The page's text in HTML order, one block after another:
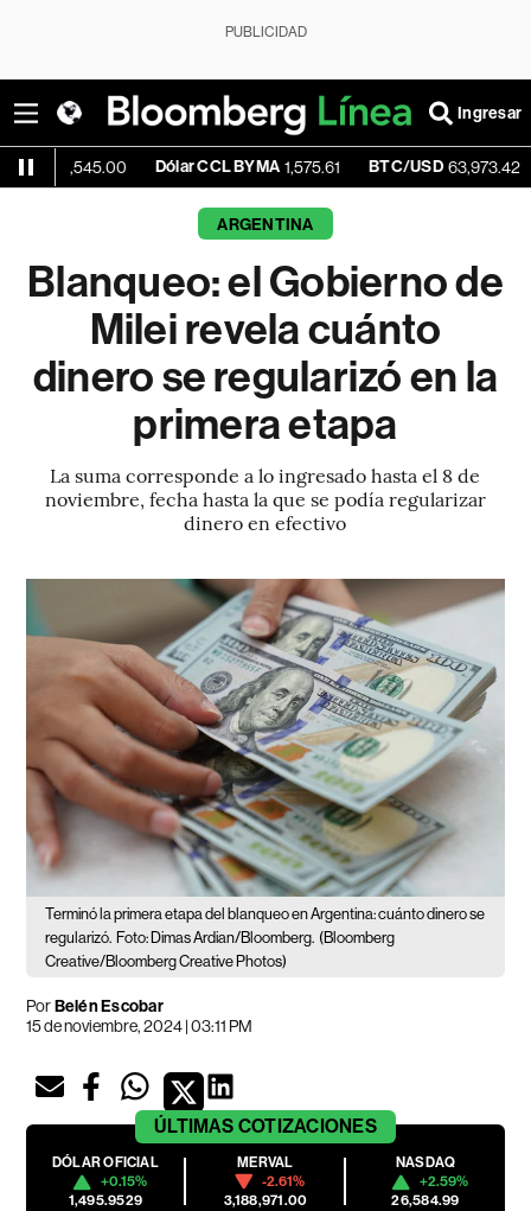
PUBLICIDAD
Ingresar
Dólar CCL BYMA 1,575.61 BTC/USD 63,973.42 -
ARGENTINA
Blanqueo: el Gobierno de
Milei revela cuánto
dinero se regularizó en la
primera etapa
La suma corresponde a lo ingresado hasta el 8 de
noviembre, fecha hasta la que se podía regularizar
dinero en efectivo
Terminó la primera etapa del blanqueo en Argentina: cuánto dinero se
regularizó. Foto: Dimas Ardian/Bloomberg. (Bloomberg
Creative/Bloomberg Creative Photos)
PorBelén Escobar
15 de noviembre, 2024 | 03:11 PM
ÚLTIMAS COTIZACIONES
DÓLAR OFICIAL
+0.15%
1,495.9529
MERVAL
-2.61%
3,188,971.00
NASDAQ
+2.59%
26,584.99